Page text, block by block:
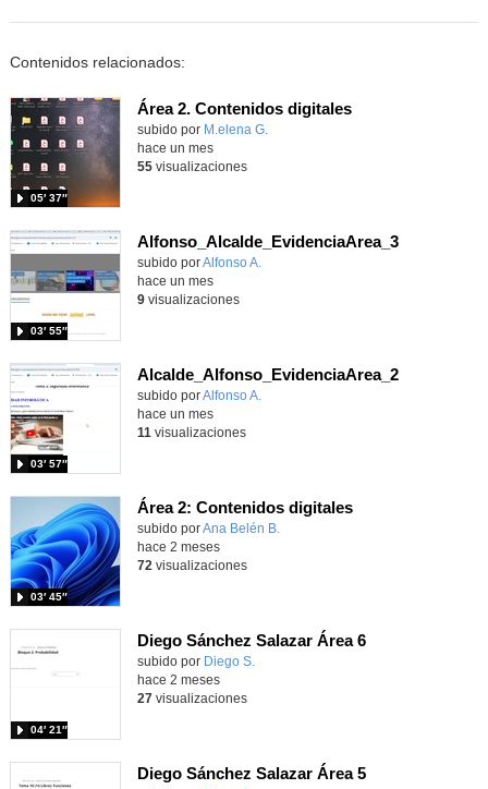
Contenidos relacionados:
Área 2. Contenidos digitales
Contenido educativo.
subido por M.elena G.
05′ 37″
hace un mes
55visualizaciones
Alfonso_Alcalde_EvidenciaArea_3
Contenido educativo.
subido porAlfonso A.
03′ 55″
hace un mes
9visualizaciones
Alcalde_Alfonso_EvidenciaArea_2
Contenido educativo.
subido porAlfonso A.
03′ 57″
hace un mes
11 visualizaciones
Área 2: Contenidos digitales
Contenido educativo.
subido porAna Belén B.
03′ 45″
hace 2 meses
72 visualizaciones
Diego Sánchez Salazar Área 6
subido por Diego S.
04′ 21″
hace 2 meses
27visualizaciones
Diego Sánchez Salazar Área 5